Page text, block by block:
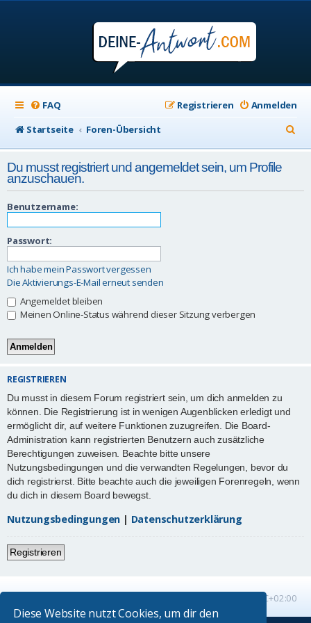
Diese Website nutzt Cookies, um dir den
FAQ Anmelden
Registrieren
Startseite
Foren-Übersicht
u
h
Du musst registriert und angemeldet sein, um Profile
anzuschauen.
Benutzername:
Passwort:
Ich habe mein Passwort vergessen
Die Aktivierungs-E-Mail erneut senden
Angemeldet bleiben
Meinen Online-Status während dieser Sitzung verbergen
REGISTRIEREN
Du musst in diesem Forum registriert sein, um dich anmelden zu
können. Die Registrierung ist in wenigen Augenblicken erledigt und
ermöglicht dir, auf weitere Funktionen zuzugreifen. Die Board-
Administration kann registrierten Benutzern auch zusätzliche
Berechtigungen zuweisen. Beachte bitte unsere
Nutzungsbedingungen und die verwandten Regelungen, bevor du
dich registrierst. Bitte beachte auch die jeweiligen Forenregeln, wenn
du dich in diesem Board bewegst.
Nutzungsbedingungen | Datenschutzerklärung
Registrieren
UTC+02:00